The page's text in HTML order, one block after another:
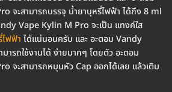
จะสามารถบรรจุ น้ำยาบุหรี่ไฟฟ้า ได้ถึง 8 ml
Vape Kylin M Pro จะเป็น แทงค์ใส
ฟฟ้า ได้แน่นอนครับ และ อะตอม Vandy
รถใช้งานได้ ง่ายมากๆ โดยตัว อะตอม
จะสามารถหมุนหัว Cap ออกได้เลย แล้วเติม